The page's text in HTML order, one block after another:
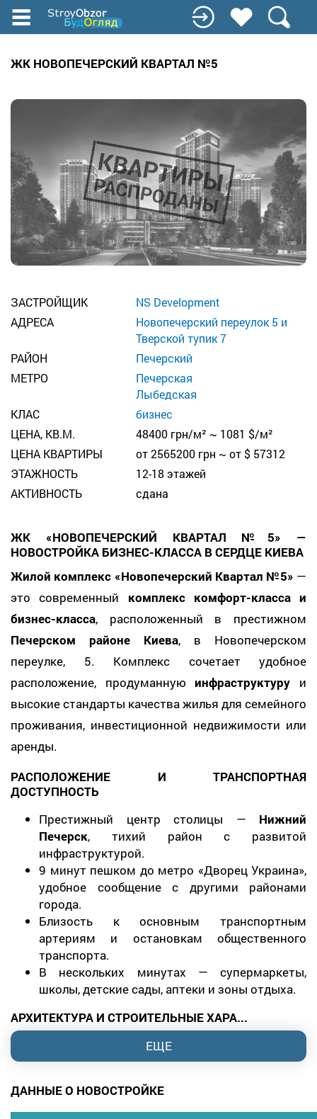
Перейти
содержанию
ЖК НОВОПЕЧЕРСКИЙ КВАРТАЛ №5
ЗАСТРОЙЩИК
NS Development
АДРЕСА
Новопечерский переулок 5 и
Тверской тупик 7
РАЙОН
Печерский
МЕТРО
Печерская
Лыбедская
КЛАС
бизнес
ЦЕНА, КВ.М.
48400 грн/м² ~ 1081 $/м²
ЦЕНА КВАРТИРЫ
от 2565200 грн ~ от $ 57312
ЭТАЖНОСТЬ
12-18 этажей
АКТИВНОСТЬ
сдана
ЖК «НОВОПЕЧЕРСКИЙ КВАРТАЛ №5» —
НОВОСТРОЙКА БИЗНЕС-КЛАССА В СЕРДЦЕ КИЕВА
Жилой комплекс «Новопечерский Квартал №5» —
это современный комплекс комфорт-класса и
бизнес-класса, расположенный в престижном
Печерском районе Киева, в Новопечерском
переулке, 5. Комплекс сочетает удобное
расположение, продуманнуюинфраструктуру и
высокие стандарты качества жилья для семейного
проживания, инвестиционной недвижимости или
аренды.
РАСПОЛОЖЕНИЕ И ТРАНСПОРТНАЯ
ДОСТУПНОСТЬ
Престижный центр столицы — Нижний
Печерск, тихий район с развитой
инфраструктурой.
9 минут пешком до метро «Дворец Украина»,
удобное сообщение с другими районами
города.
Близость к основным транспортным
артериям и остановкам общественного
транспорта.
В нескольких минутах — супермаркеты,
школы, детские сады, аптеки и зоны отдыха.
АРХИТЕКТУРА И СТРОИТЕЛЬНЫЕ ХАРА...
ЕЩЕ
ДАННЫЕ О НОВОСТРОЙКЕ